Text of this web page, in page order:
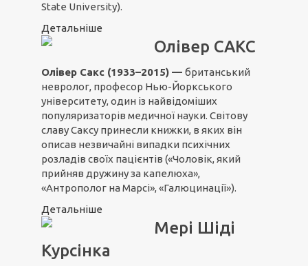
State University).
Детальніше
Олівер САКС
Олівер Сакс (1933–2015) — британський
невролог, професор Нью-Йоркського
університету, один із найвідоміших
популяризаторів медичної науки. Світову
славу Саксу принесли книжки, в яких він
описав незвичайні випадки психічних
розладів своїх пацієнтів («Чоловік, який
прийняв дружину за капелюха»,
«Антрополог на Марсі», «Галюцинації»).
Детальніше
Мері Шіді
Курсінка